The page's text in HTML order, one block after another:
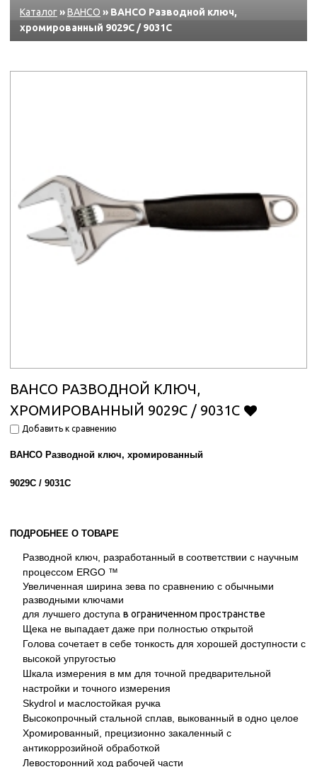
Каталог»BAHCO » BAHCO Разводной ключ,
хромированный 9029C / 9031C
BAHCO РАЗВОДНОЙ КЛЮЧ,
ХРОМИРОВАННЫЙ 9029C / 9031C
Добавить к сравнению
BAHCO Разводной ключ, хромированный
9029C / 9031C
ПОДРОБНЕЕ О ТОВАРЕ
Разводной ключ, разработанный в соответствии с научным
процессом ERGO ™
Увеличенная ширина зева по сравнению с обычными
разводными ключами
для лучшего доступа в ограниченном пространстве
Щека не выпадает даже при полностью открытой
Голова сочетает в себе тонкость для хорошей доступности с
высокой упругостью
Шкала измерения в мм для точной предварительной
настройки и точного измерения
Skydrol и маслостойкая ручка
Высокопрочный стальной сплав, выкованный в одно целое
Хромированный, прецизионно закаленный с
антикоррозийной обработкой
Левосторонний ход рабочей части